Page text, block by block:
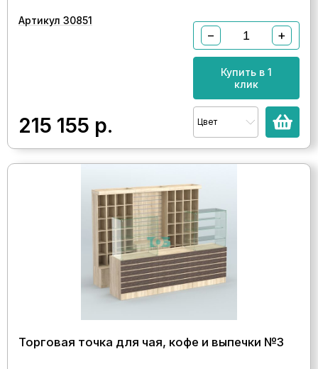
Артикул 30851
215 155 р.
− +
Купить в 1
клик
Цвет
Торговая точка для чая, кофе и выпечки №3